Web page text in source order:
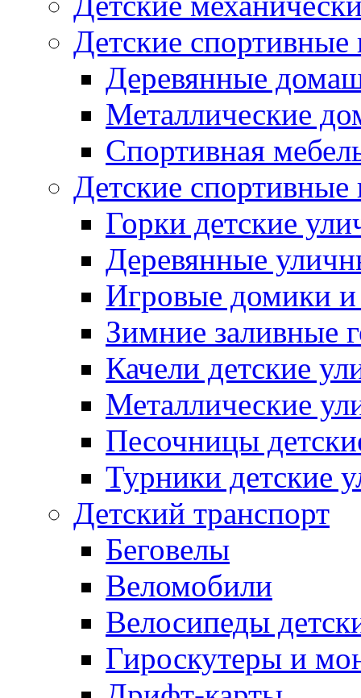
Детские
Деревянные
Металлические
Спортивная
Детские
Горки детские
Деревянные
Игровые домики и
Зимние заливные
Качели детские
Металлические
Песочницы
Турники детские
Детский транспорт
Беговелы
Веломобили
Велосипеды
Гироскутеры и